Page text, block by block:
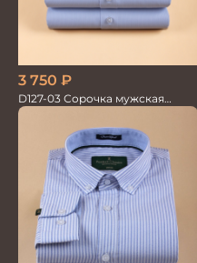
3 750 ₽
D127-03 Сорочка мужская
голубая в невид.полоску